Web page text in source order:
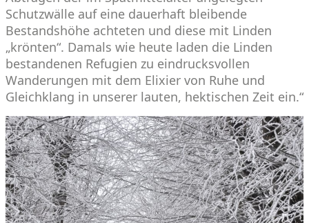
Schutzwälle auf eine dauerhaft bleibende
Bestandshöhe achteten und diese mit Linden
„krönten“. Damals wie heute laden die Linden
bestandenen Refugien zu eindrucksvollen
Wanderungen mit dem Elixier von Ruhe und
Gleichklang in unserer lauten, hektischen Zeit ein.“